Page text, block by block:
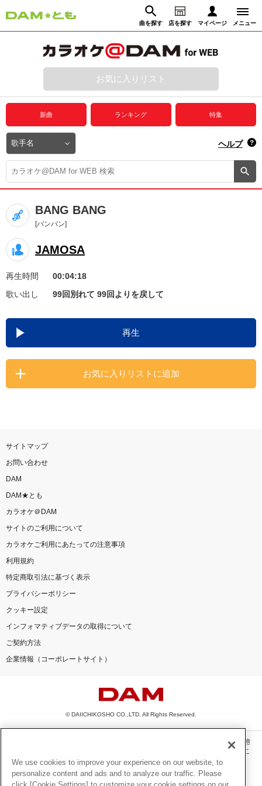
曲を探す 店を探す マイページ メニュー
動画からさがす 録音からさがす
ログイン
プレミアムサービス
DAM★とも動画
DAM★とも録音
カラオケ＠DAM
ユーザー検索
キャンペーン
お知らせ よくあるご質問
DAMの新曲・ランキングなど
カラオケ最新情報をチェック！
お気に入りリスト
新曲 ランキング 特集
ヘルプ
BANG BANG
[バンバン]
JAMOSA
再生時間
00:04:18
歌い出し
99回別れて 99回よりを戻して
再生
お気に入りリストに追加
サイトマップ
お問い合わせ
DAM
DAM★とも
カラオケ＠DAM
サイトのご利用について
カラオケご利用にあたっての注意事項
利用規約
特定商取引法に基づく表示
プライバシーポリシー
クッキー設定
インフォマティブデータの取得について
ご契約方法
企業情報（コーポレートサイト）
© DAIICHIKOSHO CO.,LTD. All Rights Reserved.
このサイトに掲載されている一切の文章・画像・写真・動画・音声等を、手段や形態
を問わず、著作権法の定める範囲を超えて無断で複製、転載、ファイル化などするこ
とを禁じます。
楽曲及びコンテンツは、機種によりご利用いただけない場合があります。
We use cookies to improve your experience on our website, to
personalize content and ads and to analyze our traffic. Please